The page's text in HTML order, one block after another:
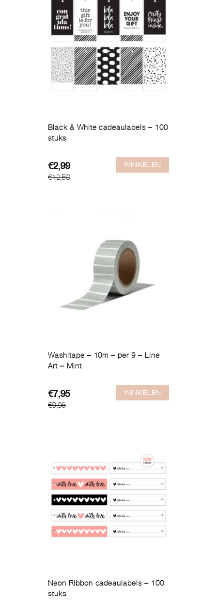
Black & White cadeaulabels – 100
stuks
€12,50
Oorspronkelijke
prijs
€2,99
Huidige
prijs
WINKELEN
Washitape – 10m – per 9 – Line
Art – Mint
€9,95
Oorspronkelijke
prijs
€7,95
Huidige
prijs
WINKELEN
Neon Ribbon cadeaulabels – 100
stuks